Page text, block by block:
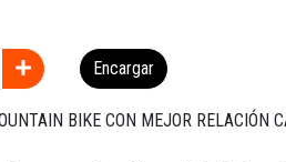
Encargar
BIKE CON MEJOR RELACIÓN